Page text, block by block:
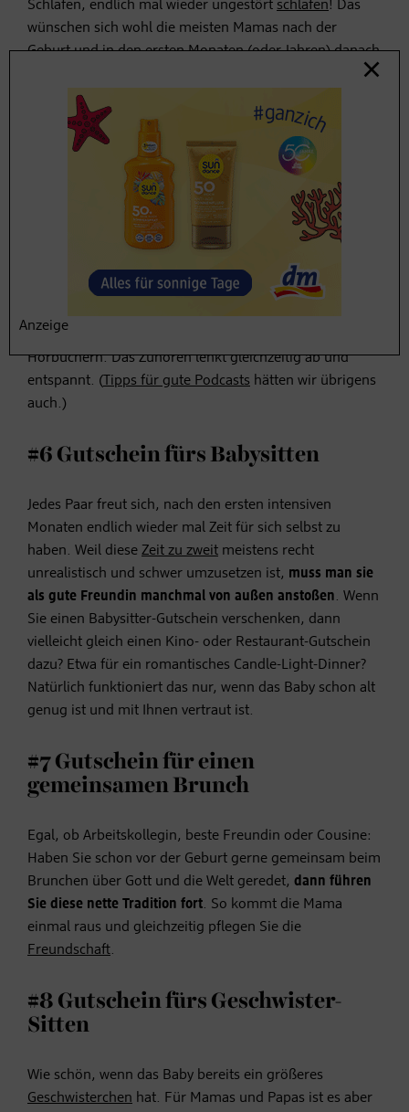
Schlafen, endlich mal wieder ungestört schlafen! Das
wünschen sich wohl die meisten Mamas nach der
Geburt und in den ersten Monaten (oder Jahren) danach
Elternteil dieser Welt ….
dem Kinderwagen für ein, zwei Stunden aus, damit die
Mutter sich niederlegen und Schlaf nachholen kann.
#5 Ein Hörbuch zum Stillen
Stillende Mamas verbringen oft unendlich viel Zeit
damit, stillend am Sofa zu sitzen. Das
Abstillen
weiter Ferne.Viele haben das Gefühl, überhaupt nichts
bestimmt über intellektuellen Input in Form von
Hörbüchern. Das Zuhören lenkt gleichzeitig ab und
entspannt. ( Tipps für gute Podcasts hätten wir übrigens
auch.)
#6 Gutschein fürs Babysitten
Jedes Paar freut sich, nach den ersten intensiven
Monaten endlich wieder mal Zeit für sich selbst zu
haben. Weil diese Zeit zu zweit meistens recht
unrealistisch und schwer umzusetzen ist, muss man sie
als gute Freundin manchmal von außen anstoßen. Wenn
Sie einen Babysitter-Gutschein verschenken, dann
vielleicht gleich einen Kino- oder Restaurant-Gutschein
dazu? Etwa für ein romantisches Candle-Light-Dinner?
Natürlich funktioniert das nur, wenn das Baby schon alt
genug ist und mit Ihnen vertraut ist.
#7 Gutschein für einen
gemeinsamen Brunch
Egal, ob Arbeitskollegin, beste Freundin oder Cousine:
Haben Sie schon vor der Geburt gerne gemeinsam beim
Brunchen über Gott und die Welt geredet, dann führen
Sie diese nette Tradition fort. So kommt die Mama
einmal raus und gleichzeitig pflegen Sie die
Freundschaft.
#8 Gutschein fürs Geschwister-
Sitten
Wie schön, wenn das Baby bereits ein größeres
Geschwisterchen hat. Für Mamas und Papas ist es aber
Anzeige